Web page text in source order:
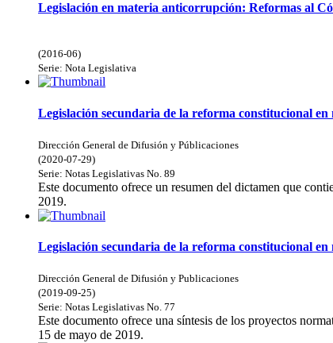
Legislación en materia anticorrupción: Reformas al
(2016-06)
Serie: Nota Legislativa
Legislación secundaria de la reforma constitucional
Dirección General de Difusión y Públicaciones
(2020-07-29)
Serie: Notas Legislativas No. 89
Este documento ofrece un resumen del dictamen que
2019.
Legislación secundaria de la reforma constitucional
Dirección General de Difusión y Publicaciones
(2019-09-25)
Serie: Notas Legislativas No. 77
Este documento ofrece una síntesis de los proyectos
15 de mayo de 2019.